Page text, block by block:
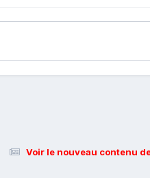
Voir le nouveau contenu